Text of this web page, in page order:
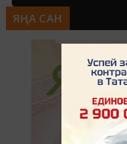
ЯҢА САН